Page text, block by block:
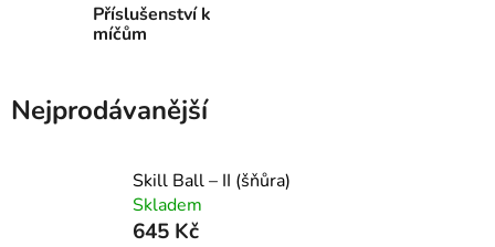
Příslušenství k
míčům
Nejprodávanější
Skill Ball – II (šňůra)
Skladem
645 Kč